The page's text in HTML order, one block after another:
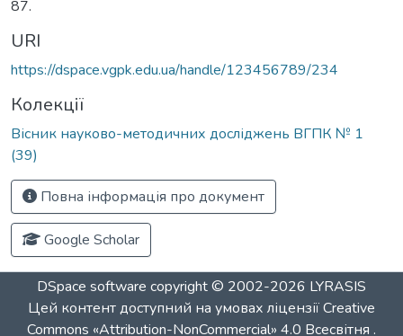
87.
URI
https://dspace.vgpk.edu.ua/handle/123456789/234
Колекції
Вісник науково-методичних досліджень ВГПК № 1
(39)
Повна інформація про документ
Google Scholar
DSpace software copyright © 2002-2026 LYRASIS
Цей контент доступний на умовах ліцензіїCreative
Commons «Attribution-NonCommercial» 4.0 Всесвітня .